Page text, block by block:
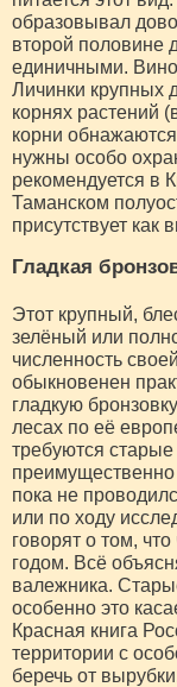
образовывал
второй половине
единичными.
Личинки крупных
корнях растений
корни
нужны особо
рекомендуется в
Таманском
присутствует как
Гладкая
Этот крупный,
зелёный или
численность
обыкновенен
гладкую
лесах по её
требуются
преимущественно
пока не
или по ходу
говорят о том,
годом. Всё
валежника.
особенно это
Красная книга
территории с
беречь от